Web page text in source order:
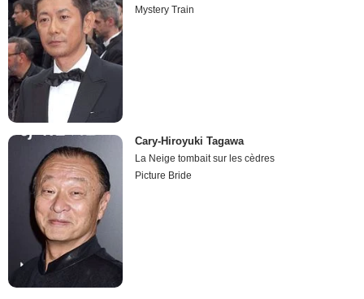
Mystery Train
Cary-Hiroyuki Tagawa
La Neige tombait sur les cèdres
Picture Bride